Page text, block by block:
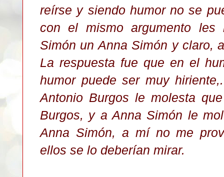
reírse y siendo humor no se
con el mismo argumento
Simón un Anna Simón y claro,
L a respuesta fue que en el
humor puede ser muy
Antonio Burgos le molesta
Burgos, y a Anna Simón le
Anna Simón, a mí no me
ellos se lo deberían mirar.